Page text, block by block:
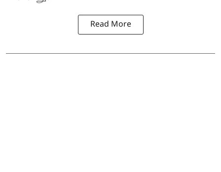
Read More